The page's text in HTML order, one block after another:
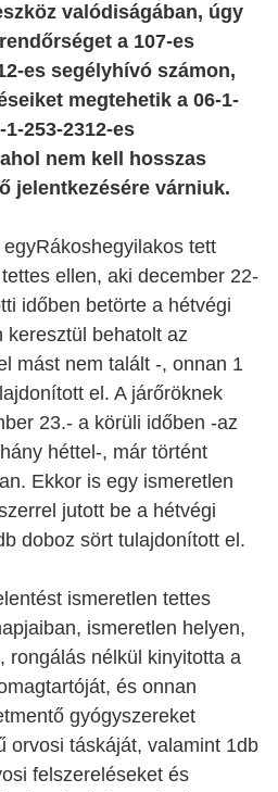
valódiságában, úgy
a 107-es
es segélyhívó számon,
megtehetik a 06-1-
253-2312-es
nem kell hosszas
jelentkezésére várniuk.
tett
ellen, aki december 22-
időben betörte a hétvégi
keresztül behatolt az
mást nem talált -, onnan 1
el. A járőröknek
23.- a körüli időben -az
héttel-, már történt
Ekkor is egy ismeretlen
jutott be a hétvégi
doboz sört tulajdonított el.
ismeretlen tettes
ismeretlen helyen,
rongálás nélkül kinyitotta a
és onnan
gyógyszereket
orvosi táskáját, valamint 1db
felszereléseket és